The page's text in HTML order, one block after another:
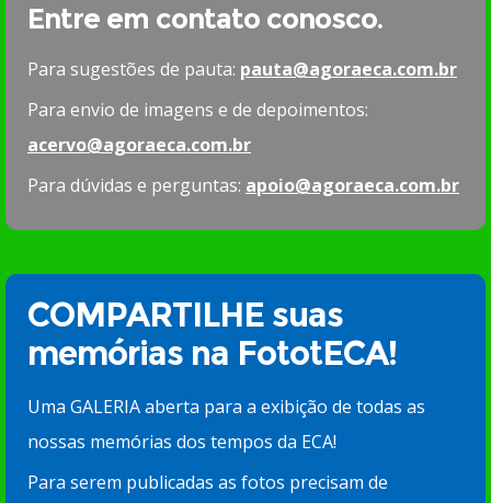
Entre em contato conosco.
Para sugestões de pauta: pauta@agoraeca.com.br
Para envio de imagens e de depoimentos:
acervo@agoraeca.com.br
Para dúvidas e perguntas: apoio@agoraeca.com.br
COMPARTILHE suas
memórias na FototECA!
Uma GALERIA aberta para a exibição de todas as
nossas memórias dos tempos da ECA!
Para serem publicadas as fotos precisam de